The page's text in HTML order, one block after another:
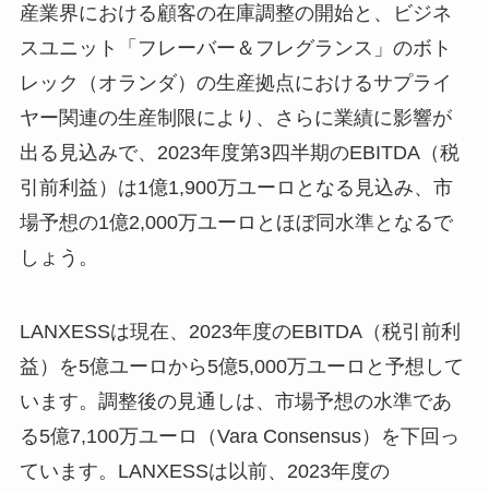
産業界における顧客の在庫調整の開始と、ビジネ
スユニット「フレーバー＆フレグランス」のボト
レック（オランダ）の生産拠点におけるサプライ
ヤー関連の生産制限により、さらに業績に影響が
出る見込みで、2023年度第3四半期のEBITDA（税
引前利益）は1億1,900万ユーロとなる見込み、市
場予想の1億2,000万ユーロとほぼ同水準となるで
しょう。
LANXESSは現在、2023年度のEBITDA（税引前利
益）を5億ユーロから5億5,000万ユーロと予想して
います。調整後の見通しは、市場予想の水準であ
る5億7,100万ユーロ（Vara Consensus）を下回っ
ています。LANXESSは以前、2023年度の